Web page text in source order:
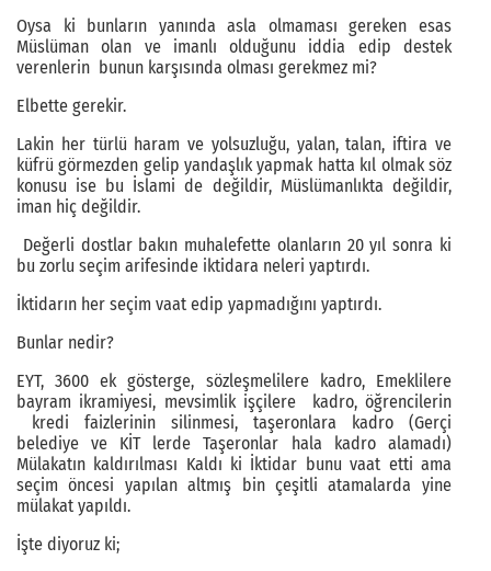
Oysa ki bunların yanında asla olmaması gereken esas
Müslüman olan ve imanlı olduğunu iddia edip destek
verenlerin bunun karşısında olması gerekmez mi?
Elbette gerekir.
Lakin her türlü haram ve yolsuzluğu, yalan, talan, iftira ve
küfrü görmezden gelip yandaşlık yapmak hatta kıl olmak söz
konusu ise bu İslami de değildir, Müslümanlıkta değildir,
iman hiç değildir.
Değerli dostlar bakın muhalefette olanların 20 yıl sonra ki
bu zorlu seçim arifesinde iktidara neleri yaptırdı.
İktidarın her seçim vaat edip yapmadığını yaptırdı.
Bunlar nedir?
EYT, 3600 ek gösterge, sözleşmelilere kadro, Emeklilere
bayram ikramiyesi, mevsimlik işçilere kadro, öğrencilerin
kredi faizlerinin silinmesi, taşeronlara kadro (Gerçi
belediye ve KİT lerde Taşeronlar hala kadro alamadı)
Mülakatın kaldırılması Kaldı ki İktidar bunu vaat etti ama
seçim öncesi yapılan altmış bin çeşitli atamalarda yine
mülakat yapıldı.
İşte diyoruz ki;